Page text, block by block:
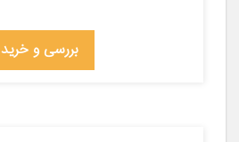
بررسی و خرید